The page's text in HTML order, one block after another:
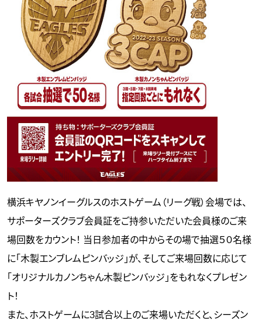
横浜キヤノンイーグルスのホストゲーム（リーグ戦）会場では、
サポーターズクラブ会員証をご持参いただいた会員様のご来
場回数をカウント！ 当日参加者の中からその場で抽選５０名様
に「木製エンブレムピンバッジ」が、そしてご来場回数に応じて
「オリジナルカノンちゃん木製ピンバッジ」をもれなくプレゼン
ト！
また、ホストゲームに3試合以上のご来場いただくと、シーズン